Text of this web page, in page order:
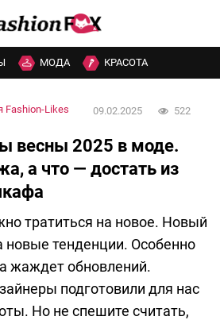
МОДА КРАСОТА
Fashion-Likes 09.02.2025 522
весны 2025 в моде.
а что — достать из
тратиться на новое. Новый
новые тенденции. Особенно
жаждет обновлений.
подготовили для нас
Но не спешите считать,